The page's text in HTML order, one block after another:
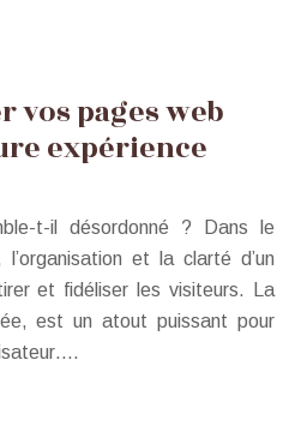
vos pages web
expérience
t-il désordonné ? Dans le
et la clarté d’un
et fidéliser les visiteurs. La
est un atout puissant pour